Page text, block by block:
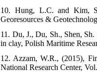
10. Hung, L.C. and Kim,
Georesources &
11. Du, J., Du, Sh., Shen,
in clay, Polish Maritime
12. Azzam, W.R., (2015),
National Research Center,